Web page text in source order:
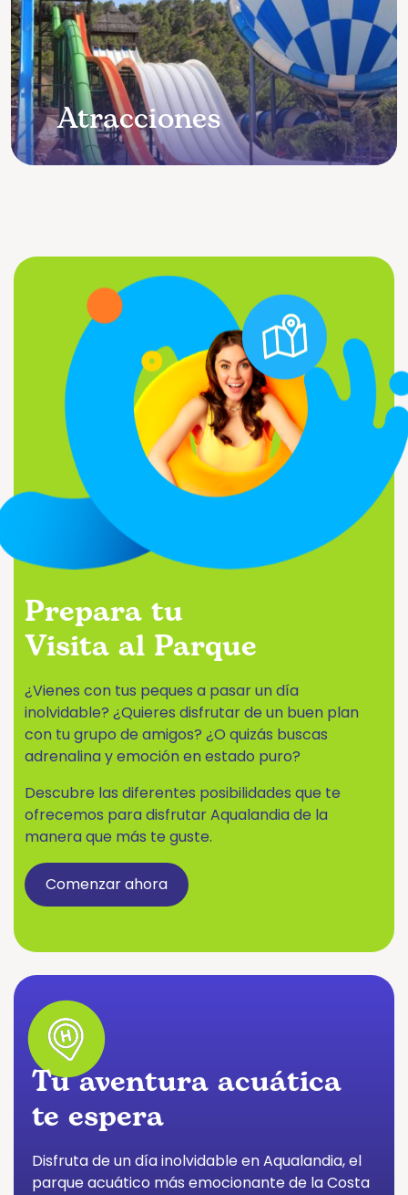
Atracciones
Prepara tu
Visita al Parque
¿Vienes con tus peques a pasar un día
inolvidable? ¿Quieres disfrutar de un buen plan
con tu grupo de amigos? ¿O quizás buscas
adrenalina y emoción en estado puro?
Descubre las diferentes posibilidades que te
ofrecemos para disfrutar Aqualandia de la
manera que más te guste.
Comenzar ahora
Tu aventura acuática
te espera
Disfruta de un día inolvidable en Aqualandia, el
parque acuático más emocionante de la Costa